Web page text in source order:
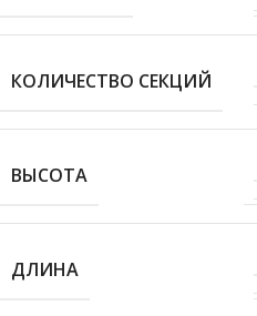
КОЛИЧЕСТВО СЕКЦИЙ
ВЫСОТА
ДЛИНА